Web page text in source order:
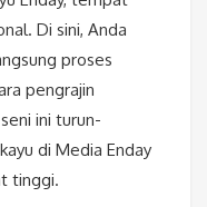
Di sini, Anda
proses
pengrajin
ini turun-
di Media Enday
tinggi.